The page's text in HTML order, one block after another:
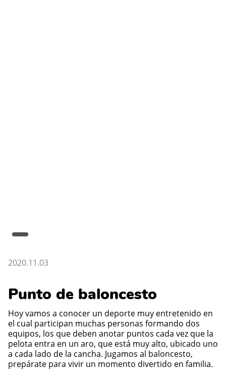
2020.11.03
Punto de baloncesto
Hoy vamos a conocer un deporte muy entretenido en
el cual participan muchas personas formando dos
equipos, los que deben anotar puntos cada vez que la
pelota entra en un aro, que está muy alto, ubicado uno
a cada lado de la cancha. Jugamos al baloncesto,
prepárate para vivir un momento divertido en familia.